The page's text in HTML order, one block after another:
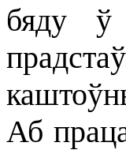
бяду ў
Аб